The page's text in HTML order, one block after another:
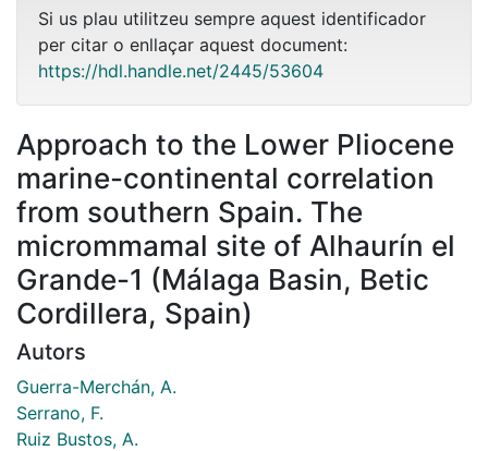
Si us plau utilitzeu sempre aquest identificador
per citar o enllaçar aquest document:
https://hdl.handle.net/2445/53604
Approach to the Lower Pliocene
marine-continental correlation
from southern Spain. The
micrommamal site of Alhaurín el
Grande-1 (Málaga Basin, Betic
Cordillera, Spain)
Autors
Guerra-Merchán, A.
Serrano, F.
Ruiz Bustos, A.